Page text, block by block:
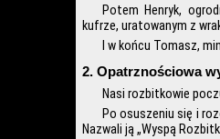
Potem Henryk,
kufrze, uratowanym z
I w końcu Tomasz,
2. Opatrznościowa
Nasi rozbitkowie
Po osuszeniu się i
Nazwali ją „Wyspą